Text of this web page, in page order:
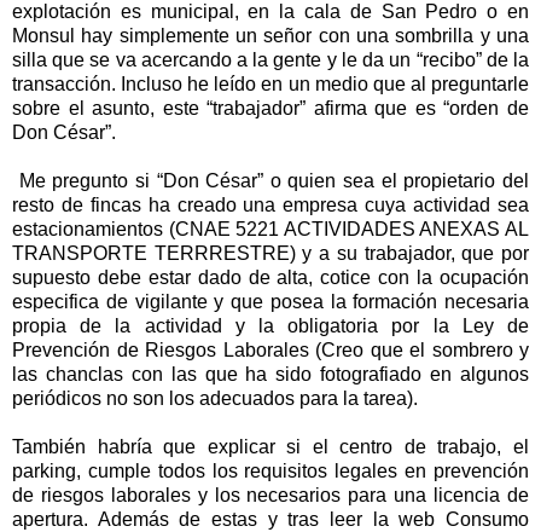
explotación es municipal, en la cala de San Pedro o en
Monsul hay simplemente un señor con una sombrilla y una
silla que se va acercando a la gente y le da un “recibo” de la
transacción. Incluso he leído en un medio que al preguntarle
sobre el asunto, este “trabajador” afirma que es “orden de
Don César”.
Me pregunto si “Don César” o quien sea el propietario del
resto de fincas ha creado una empresa cuya actividad sea
estacionamientos (CNAE 5221 ACTIVIDADES ANEXAS AL
TRANSPORTE TERRRESTRE) y a su trabajador, que por
supuesto debe estar dado de alta, cotice con la ocupación
especifica de vigilante y que posea la formación necesaria
propia de la actividad y la obligatoria por la Ley de
Prevención de Riesgos Laborales (Creo que el sombrero y
las chanclas con las que ha sido fotografiado en algunos
periódicos no son los adecuados para la tarea).
También habría que explicar si el centro de trabajo, el
parking, cumple todos los requisitos legales en prevención
de riesgos laborales y los necesarios para una licencia de
apertura. Además de estas y tras leer la web Consumo